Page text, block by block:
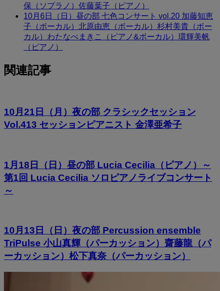
保（ソプラノ）佐藤葉子（ピアノ）
10月6日（日）昼の部 七色コンサート vol.20 加藤知恵
子（ボーカル）北原由恵（ボーカル）杉村美貴（ボー
カル）わたなべまきこ（ピアノ&ボーカル）環輝美帆
（ピアノ）
関連記事
10月21日（月）夜の部 クラシックセッション
Vol.413 セッションピアニスト 金澤亜希子
1月18日（日）昼の部 Lucia Cecilia（ピアノ）～
第1回 Lucia Cecilia ソロピアノライブコンサート
～
10月13日（日）夜の部 Percussion ensemble
TriPulse 小山真輝（パーカッション）齋藤龍（パ
ーカッション）松下真奈（パーカッション）